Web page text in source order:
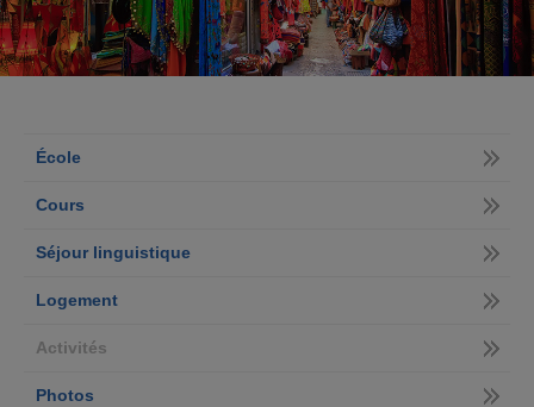
École
Cours
Séjour linguistique
Logement
Activités
Photos